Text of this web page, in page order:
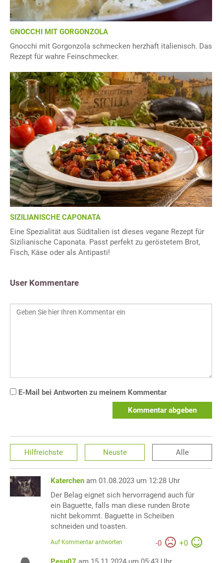
GNOCCHI MIT GORGONZOLA
Gnocchi mit Gorgonzola schmecken herzhaft italienisch. Das
Rezept für wahre Feinschmecker.
SIZILIANISCHE CAPONATA
Eine Spezialität aus Süditalien ist dieses vegane Rezept für
Sizilianische Caponata. Passt perfekt zu geröstetem Brot,
Fisch, Käse oder als Antipasti!
User Kommentare
E-Mail bei Antworten zu meinem Kommentar
Kommentar abgeben
Hilfreichste Neuste Alle
Katerchen am 01.08.2023 um 12:28 Uhr
Der Belag eignet sich hervorragend auch für
ein Baguette, falls man diese runden Brote
nicht bekommt. Baguette in Scheiben
schneiden und toasten.
-0 +0
Auf Kommentar antworten